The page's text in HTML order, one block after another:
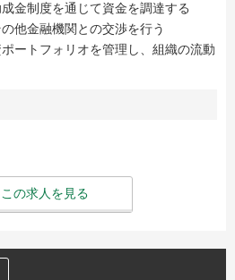
金制度を通じて資金を調達する
他金融機関との交渉を行う
ートフォリオを管理し、組織の流動
この求人を見る